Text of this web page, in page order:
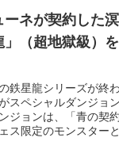
ーネが契約した
」（超地獄級）
鉄星龍シリーズが終
スペシャルダンジョ
ジョンは、「青の契
ス限定のモンスター